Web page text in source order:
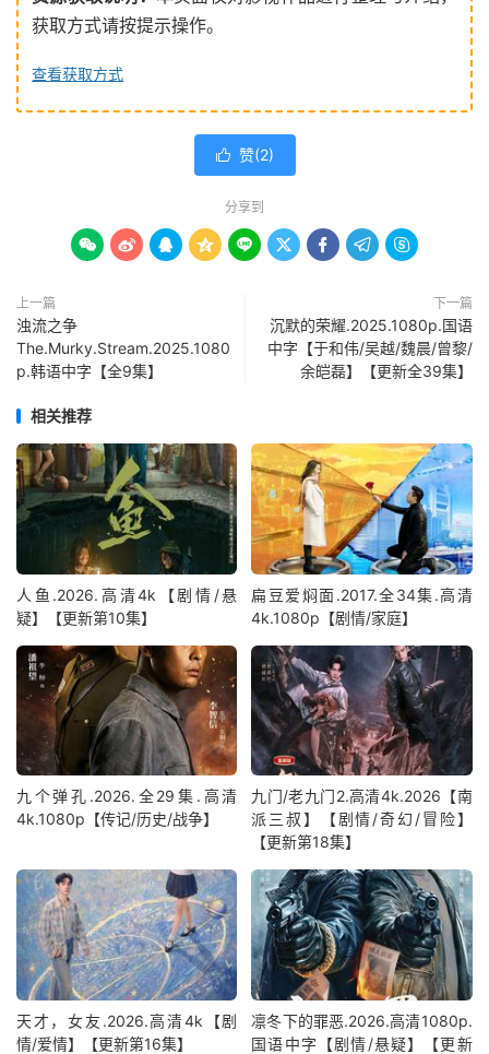
获取方式请按提示操作。
查看获取方式
 赞(2)
分享到
        
上一篇
浊流之争
The.Murky.Stream.2025.1080
p.韩语中字【全9集】
下一篇
沉默的荣耀.2025.1080p.国语
中字【于和伟/吴越/魏晨/曾黎/
余皑磊】【更新全39集】
相关推荐
人鱼.2026.高清4k【剧情/悬
疑】【更新第10集】
扁豆爱焖面.2017.全34集.高清
4k.1080p【剧情/家庭】
九个弹孔.2026.全29集.高清
4k.1080p【传记/历史/战争】
九门/老九门2.高清4k.2026【南
派三叔】【剧情/奇幻/冒险】
【更新第18集】
天才，女友.2026.高清4k【剧
情/爱情】【更新第16集】
凛冬下的罪恶.2026.高清1080p.
国语中字【剧情/悬疑】【更新